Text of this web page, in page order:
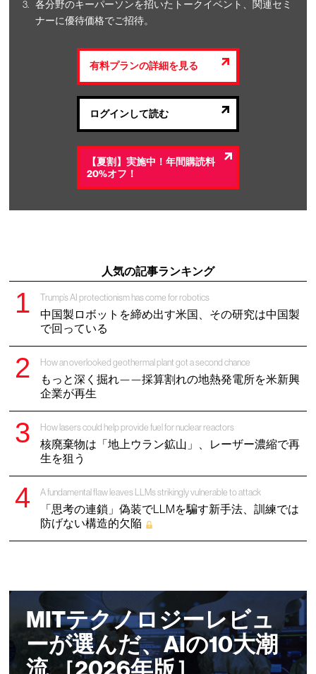
各分野のキーパーソンを招いたトークイベント、関連セミ
ナーに優待価格でご招待。
有料プランの詳細を見る
ログインして読む
【夏割】実施中！年間購読料
20%オフ！
人気の記事ランキング
Trump’s AI protectionism has come for robotics
中国製ロボットを締め出す米国、その研究は中国製
で回っている
How an overlooked geothermal plant got a second chance
もっと深く掘れ——採算割れの地熱発電所を米新興
企業が再生
How lasers could help provide fuel for nuclear reactors
核廃棄物は「地上ウラン鉱山」、レーザー濃縮で再
生を狙う
A fundamental flaw leaves LLMs strikingly vulnerable to attack
「思考の連鎖」偽装でLLMを騙す新手法、訓練では
防げない構造的欠陥
MITテクノロジーレビュ
ーが選んだ、AIの10大潮